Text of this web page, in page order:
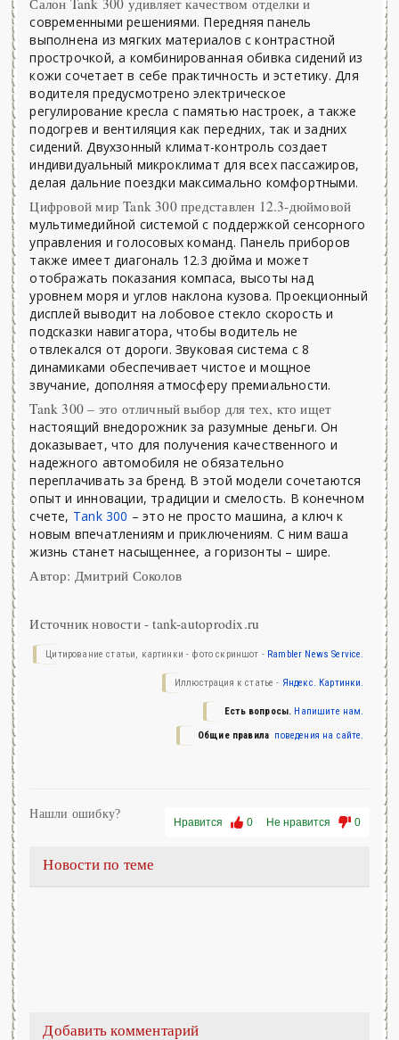
современными решениями. Передняя панель
выполнена из мягких материалов с контрастной
прострочкой, а комбинированная обивка сидений из
кожи сочетает в себе практичность и эстетику. Для
водителя предусмотрено электрическое
регулирование кресла с памятью настроек, а также
подогрев и вентиляция как передних, так и задних
сидений. Двухзонный климат-контроль создает
индивидуальный микроклимат для всех пассажиров,
делая дальние поездки максимально комфортными.
Цифровой мир Tank 300 представлен 12.3-дюймовой
мультимедийной системой с поддержкой сенсорного
управления и голосовых команд. Панель приборов
также имеет диагональ 12.3 дюйма и может
отображать показания компаса, высоты над
уровнем моря и углов наклона кузова. Проекционный
дисплей выводит на лобовое стекло скорость и
подсказки навигатора, чтобы водитель не
отвлекался от дороги. Звуковая система с 8
динамиками обеспечивает чистое и мощное
звучание, дополняя атмосферу премиальности.
Tank 300 – это отличный выбор для тех, кто ищет
настоящий внедорожник за разумные деньги. Он
доказывает, что для получения качественного и
надежного автомобиля не обязательно
переплачивать за бренд. В этой модели сочетаются
опыт и инновации, традиции и смелость. В конечном
счете, Tank 300 – это не просто машина, а ключ к
новым впечатлениям и приключениям. С ним ваша
жизнь станет насыщеннее, а горизонты – шире.
Автор: Дмитрий Соколов
Источник новости - tank-autoprodix.ru
Цитирование статьи, картинки - фото скриншот - Rambler News Service.
Иллюстрация к статье - Яндекс. Картинки.
Есть вопросы. Напишите нам.
Общие правила поведения на сайте.
Нравится 0 Не нравится 0
Нашли ошибку?
Новости по теме
Добавить комментарий